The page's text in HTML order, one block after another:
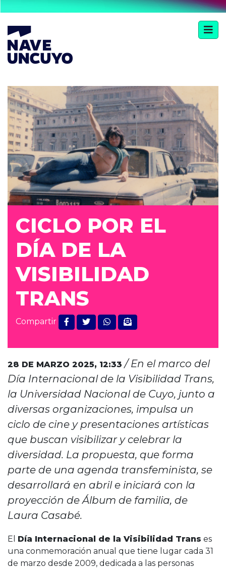
CICLO POR EL
DÍA DE LA
VISIBILIDAD
TRANS
Compartir
28 DE MARZO 2025, 12:33 / En el marco del
Día Internacional de la Visibilidad Trans,
la Universidad Nacional de Cuyo, junto a
diversas organizaciones, impulsa un
ciclo de cine y presentaciones artísticas
que buscan visibilizar y celebrar la
diversidad. La propuesta, que forma
parte de una agenda transfeminista, se
desarrollará en abril e iniciará con la
proyección de Álbum de familia, de
Laura Casabé.
El Día Internacional de la Visibilidad Trans es
una conmemoración anual que tiene lugar cada 31
de marzo desde 2009, dedicada a las personas